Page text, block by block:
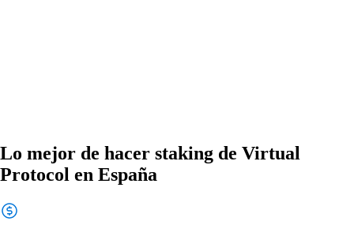
Lo mejor de hacer staking de Virtual
Protocol en España